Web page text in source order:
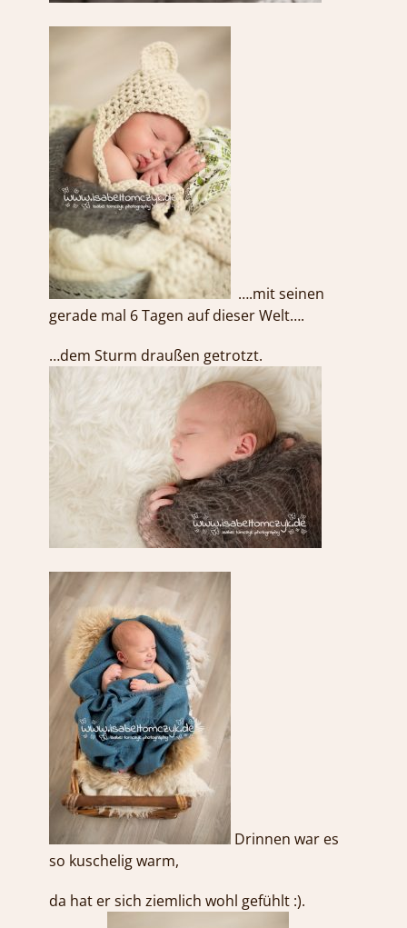
….mit seinen
gerade mal 6 Tagen auf dieser Welt….
…dem Sturm draußen getrotzt.
Drinnen war es
so kuschelig warm,
da hat er sich ziemlich wohl gefühlt :).